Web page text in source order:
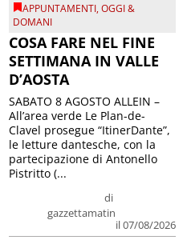
APPUNTAMENTI,OGGI &
DOMANI
COSA FARE NEL FINE
SETTIMANA IN VALLE
D’AOSTA
di
gazzettamatin
il 07/08/2026
SABATO 8 AGOSTO ALLEIN –
All’area verde Le Plan-de-
Clavel prosegue “ItinerDante”,
le letture dantesche, con la
partecipazione di Antonello
Pistritto (...